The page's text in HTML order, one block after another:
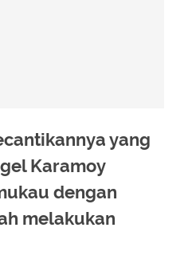
yang
Karamoy
dengan
melakukan